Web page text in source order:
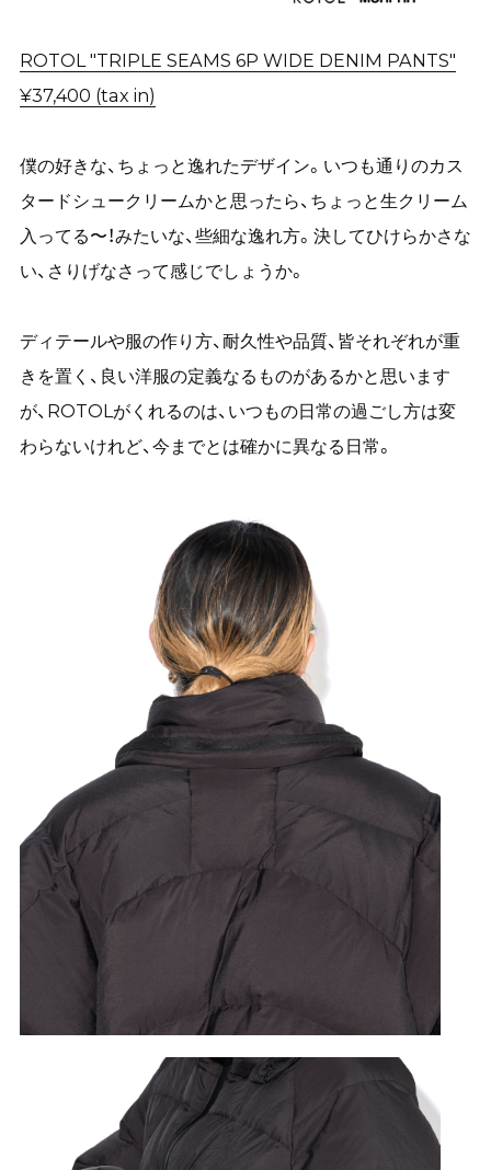
ROTOL "TRIPLE SEAMS 6P WIDE DENIM PANTS"
¥37,400 (tax in)
僕の好きな、ちょっと逸れたデザイン。いつも通りのカス
タードシュークリームかと思ったら、ちょっと生クリーム
入ってる〜！みたいな、些細な逸れ方。決してひけらかさな
い、さりげなさって感じでしょうか。
ディテールや服の作り方、耐久性や品質、皆それぞれが重
きを置く、良い洋服の定義なるものがあるかと思います
が、 ROTOLがくれるのは、いつもの日常の過ごし方は変
わらないけれど、今までとは確かに異なる日常。